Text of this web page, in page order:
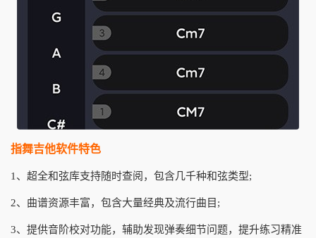
指舞吉他软件特色
1、超全和弦库支持随时查阅，包含几千种和弦类型;
2、曲谱资源丰富，包含大量经典及流行曲目;
3、提供音阶校对功能，辅助发现弹奏细节问题，提升练习精准